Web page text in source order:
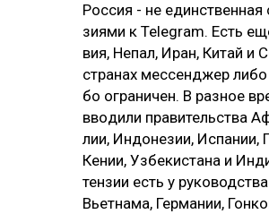
Рос­сия - не единс­твен­ная
зия­ми к Telegram. Есть
вия, Не­пал, Иран, Ки­тай и
стра­нах мес­сен­джер
бо ог­ра­ни­чен. В раз­ное
вво­ди­ли пра­ви­тель­ства
лии, Ин­до­не­зии, Ис­па­нии,
Ке­нии, Уз­бе­кис­та­на и
тен­зии есть у
Вь­ет­на­ма, Гер­ма­нии,